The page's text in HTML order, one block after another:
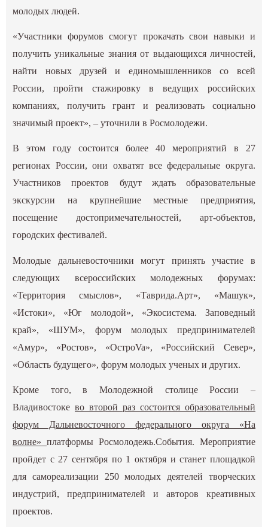
молодых людей.
«Участники форумов смогут прокачать свои навыки и
получить уникальные знания от выдающихся личностей,
найти новых друзей и единомышленников со всей
России, пройти стажировку в ведущих российских
компаниях, получить грант и реализовать социально
значимый проект», – уточнили в Росмолодежи.
В этом году состоится более 40 мероприятий в 27
регионах России, они охватят все федеральные округа.
Участников проектов будут ждать образовательные
экскурсии на крупнейшие местные предприятия,
посещение достопримечательностей, арт-объектов,
городских фестивалей.
Молодые дальневосточники могут принять участие в
следующих всероссийских молодежных форумах:
«Территория смыслов», «Таврида.Арт», «Машук»,
«Истоки», «Юг молодой», «Экосистема. Заповедный
край», «ШУМ», форум молодых предпринимателей
«Амур», «Ростов», «ОстроVa», «Российский Север»,
«Область будущего», форум молодых ученых и других.
Кроме того, в Молодежной столице России –
Владивостокево второй раз состоится образовательный
форум Дальневосточного федерального округа «На
волне» платформы Росмолодежь.События. Мероприятие
пройдет с 27 сентября по 1 октября и станет площадкой
для самореализации 250 молодых деятелей творческих
индустрий, предпринимателей и авторов креативных
проектов.